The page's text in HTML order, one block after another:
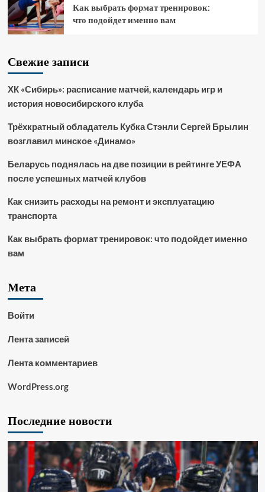
Как выбрать формат тренировок:
что подойдет именно вам
Свежие записи
ХК «Сибирь»: расписание матчей, календарь игр и
история новосибирского клуба
Трёхкратный обладатель Кубка Стэнли Сергей Брылин
возглавил минское «Динамо»
Беларусь поднялась на две позиции в рейтинге УЕФА
после успешных матчей клубов
Как снизить расходы на ремонт и эксплуатацию
транспорта
Как выбрать формат тренировок: что подойдет именно
вам
Мета
Войти
Лента записей
Лента комментариев
WordPress.org
Последние новости